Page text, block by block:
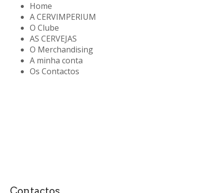
Home
A CERVIMPERIUM
O Clube
AS CERVEJAS
O Merchandising
A minha conta
Os Contactos